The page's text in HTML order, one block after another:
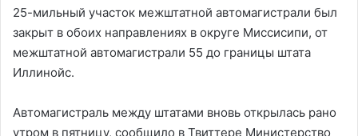
25-мильный участок межштатной автомагистрали был
закрыт в обоих направлениях в округе Миссисипи, от
межштатной автомагистрали 55 до границы штата
Иллинойс.
Автомагистраль между штатами вновь открылась рано
утром в пятницу, сообщило в Твиттере Министерство